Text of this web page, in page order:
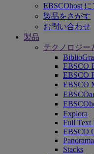
EBSCOhost
製品をさがす
お問い合わせ
製品
テクノロジー
EBSCO
EBSCO
EBSCO
Explora
Full Text
EBSCO
Panorama
Stacks